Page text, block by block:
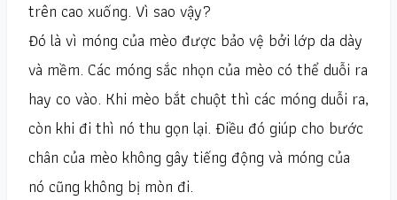
trên cao xuống. Vì sao vậy?
Đó là vì móng của mèo được bảo vệ bởi lớp da dày
và mềm. Các móng sắc nhọn của mèo có thể duỗi ra
hay co vào. Khi mèo bắt chuột thì các móng duỗi ra,
còn khi đi thì nó thu gọn lại. Điều đó giúp cho bước
chân của mèo không gây tiếng động và móng của
nó cũng không bị mòn đi.